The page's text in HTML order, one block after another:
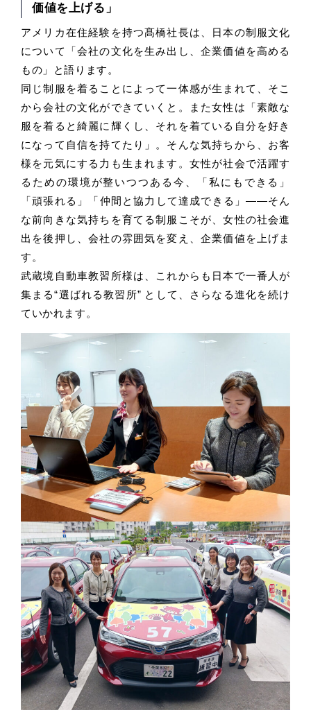
価値を上げる」
アメリカ在住経験を持つ髙橋社長は、日本の制服文化
について「会社の文化を生み出し、企業価値を高める
もの」と語ります。
同じ制服を着ることによって一体感が生まれて、そこ
から会社の文化ができていくと。また女性は「素敵な
服を着ると綺麗に輝くし、それを着ている自分を好き
になって自信を持てたり」。そんな気持ちから、お客
様を元気にする力も生まれます。女性が社会で活躍す
るための環境が整いつつある今、「私にもできる」
「頑張れる」「仲間と協力して達成できる」――そん
な前向きな気持ちを育てる制服こそが、女性の社会進
出を後押し、会社の雰囲気を変え、企業価値を上げま
す。
武蔵境自動車教習所様は、これからも日本で一番人が
集まる“選ばれる教習所” として、さらなる進化を続け
ていかれます。